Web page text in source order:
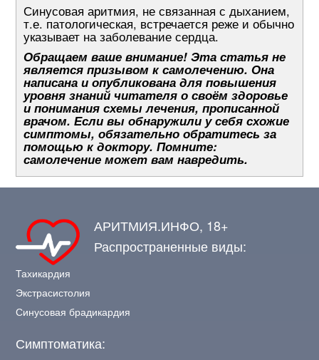
Синусовая аритмия, не связанная с дыханием,
т.е. патологическая, встречается реже и обычно
указывает на заболевание сердца.
Обращаем ваше внимание! Эта статья не
является призывом к самолечению. Она
написана и опубликована для повышения
уровня знаний читателя о своём здоровье
и понимания схемы лечения, прописанной
врачом. Если вы обнаружили у себя схожие
симптомы, обязательно обратитесь за
помощью к доктору. Помните:
самолечение может вам навредить.
АРИТМИЯ.ИНФО, 18+
Распространенные виды:
Тахикардия
Экстрасистолия
Синусовая брадикардия
Симптоматика: